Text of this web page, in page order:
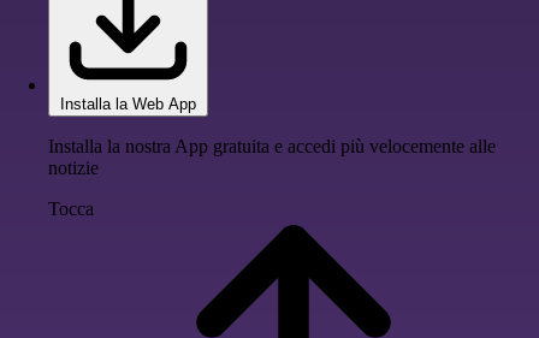
Installa la Web App
Installa la nostra App gratuita e accedi più velocemente alle
notizie
Tocca